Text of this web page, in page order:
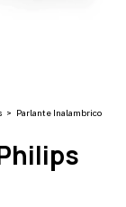
> Parlante Inalambrico